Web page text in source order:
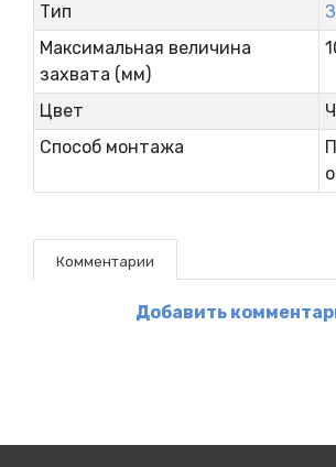
Тип
Максимальная величина
захвата (мм)
Цвет
Способ монтажа
Комментарии
Добавить